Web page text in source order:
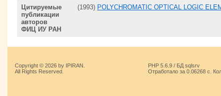
Цитируемые
публикации
авторов
ФИЦ ИУ РАН
(1993) POLYCHROMATIC OPTICAL LOGIC
Copyright © 2026 by IPIRAN.
All Rights Reserved.
PHP 5.6.9 / БД sqlsrv
Отработало за 0.06268 с.